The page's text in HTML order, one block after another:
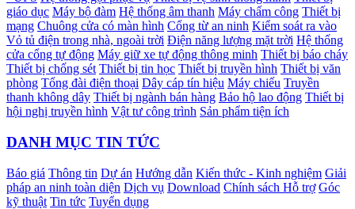
giáo dục Máy bộ đàm Hệ thống âm thanh Máy chấm công Thiết bị
mạng Chuông cửa có màn hình Cổng từ an ninh Kiểm soát ra vào
Vỏ tủ điện trong nhà, ngoài trời Điện năng lượng mặt trời Hệ thống
cửa cổng tự động Máy giữ xe tự động thông minh Thiết bị báo cháy
Thiết bị chống sét Thiết bị tin học Thiết bị truyền hình Thiết bị văn
phòng Tổng đài điện thoại Dây cáp tín hiệu Máy chiếu Truyền
thanh không dây Thiết bị ngành bán hàng Bảo hộ lao động Thiết bị
hội nghị truyền hình Vật tư công trình Sản phẩm tiện ích
DANH MỤC TIN TỨC
Báo giá Thông tin Dự án Hướng dẫn Kiến thức - Kinh nghiệm Giải
pháp an ninh toàn diện Dịch vụ Download Chính sách Hỗ trợ Góc
kỹ thuật Tin tức Tuyển dụng